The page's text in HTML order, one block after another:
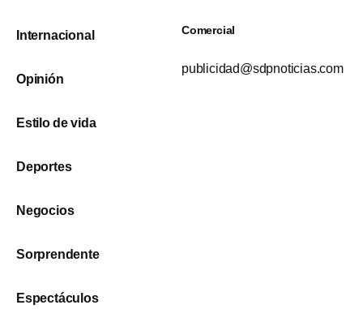
Internacional
Opinión
Estilo de vida
Deportes
Negocios
Sorprendente
Espectáculos
Comercial
publicidad@sdpnoticias.com